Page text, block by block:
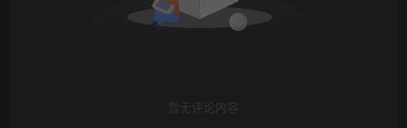
暂无评论内容